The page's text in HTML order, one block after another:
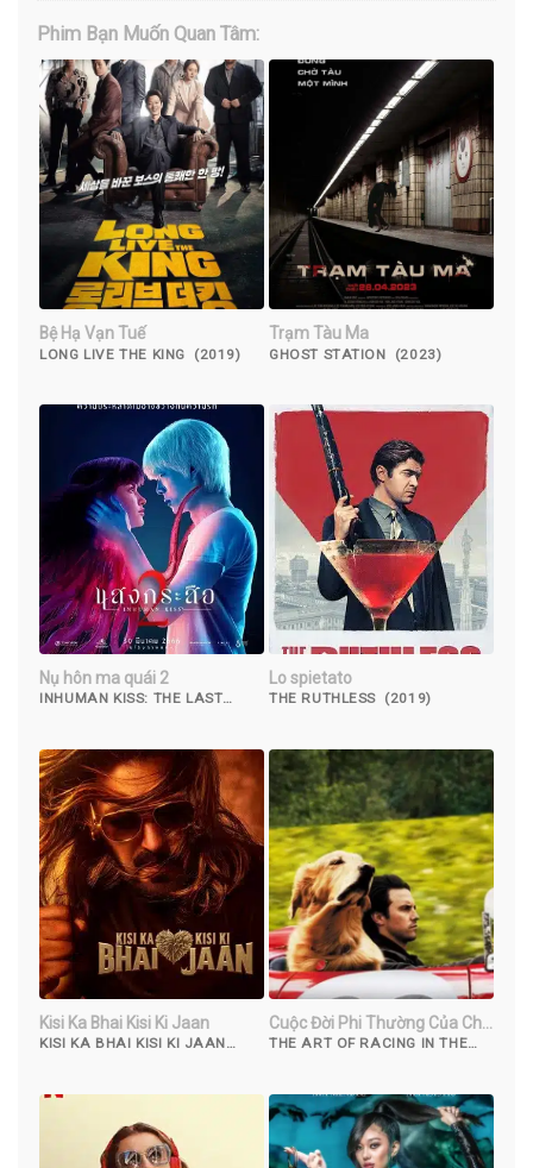
Phim Bạn Muốn Quan Tâm:
Bệ Hạ Vạn Tuế
LONG LIVE THE KING (2019)
Trạm Tàu Ma
GHOST STATION (2023)
Nụ hôn ma quái 2
INHUMAN KISS: THE LAST
Lo spietato
THE RUTHLESS (2019)
Kisi Ka Bhai Kisi Ki Jaan
KISI KA BHAI KISI KI JAAN
Cuộc Đời Phi Thường Của Chú
Chó Enzo
THE ART OF RACING IN THE